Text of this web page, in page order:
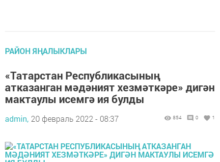
РАЙОН ЯҢАЛЫКЛАРЫ
«Татарстан Республикасының
атказанган мәдәният хезмәткәре» дигән
мактаулы исемгә ия булды
admin, 20 февраль 2022 - 08:37 854 0 1